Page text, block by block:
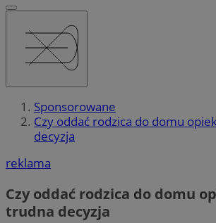
Sponsorowane
Czy oddać rodzica do domu
decyzja
reklama
Czy oddać rodzica do domu
trudna decyzja